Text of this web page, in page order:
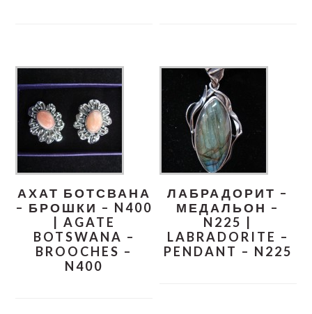
АХАТ БОТСВАНА
– БРОШКИ – N400
| AGATE
BOTSWANA –
BROOCHES –
N400
ЛАБРАДОРИТ –
МЕДАЛЬОН –
N225 |
LABRADORITE –
PENDANT – N225